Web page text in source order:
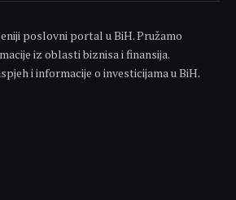
poslovni portal u BiH. Pružamo
iz oblasti biznisa i finansija.
i informacije o investicijama u BiH.